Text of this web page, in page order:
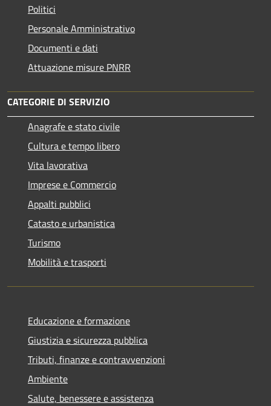
Politici
Personale Amministrativo
Documenti e dati
Attuazione misure PNRR
CATEGORIE DI SERVIZIO
Anagrafe e stato civile
Cultura e tempo libero
Vita lavorativa
Imprese e Commercio
Appalti pubblici
Catasto e urbanistica
Turismo
Mobilità e trasporti
Educazione e formazione
Giustizia e sicurezza pubblica
Tributi, finanze e contravvenzioni
Ambiente
Salute, benessere e assistenza